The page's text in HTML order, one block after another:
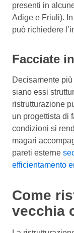
presenti in
Adige e Friuli).
può richiedere
Facciate
Decisamente
siano essi
ristrutturazione
un progettista di
condizioni si
magari
pareti esterne
efficientamento
Come
vecchia